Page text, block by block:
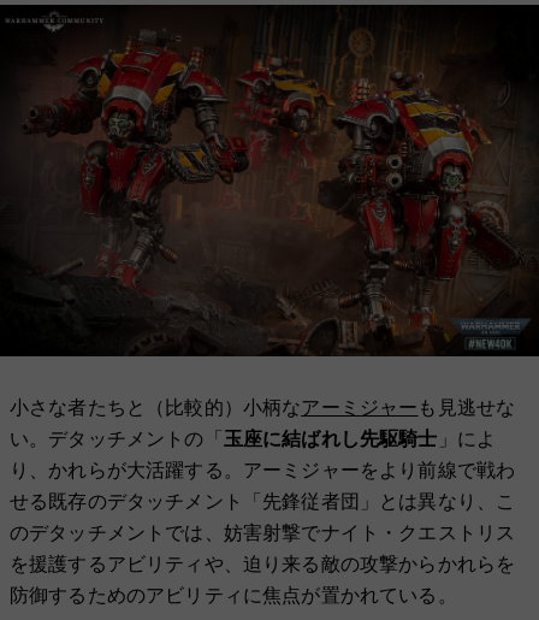
小さな者たちと（比較的）小柄なアーミジャー も見逃せな
い。デタッチメントの「 玉座に結ばれし先駆騎士 」によ
り、かれらが大活躍する。アーミジャーをより前線で戦わ
せる既存のデタッチメント「先鋒従者団」とは異なり、こ
のデタッチメントでは、妨害射撃でナイト・クエストリス
を援護するアビリティや、迫り来る敵の攻撃からかれらを
防御するためのアビリティに焦点が置かれている。